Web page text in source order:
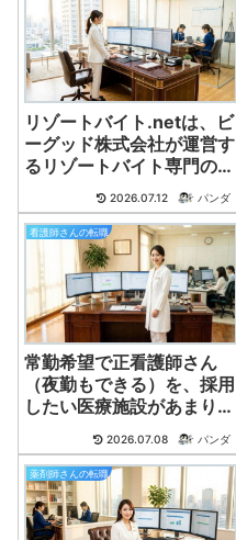
リゾートバイト.netは、ビ
ーグッド株式会社が運営す
るリゾートバイト専門の求
2026.07.12 パンダ
看護師さんの転職
常勤希望で正看護師さん
（夜勤もできる）を、採用
したい医療施設があまりに
2026.07.08 パンダ
薬剤師さんの転職